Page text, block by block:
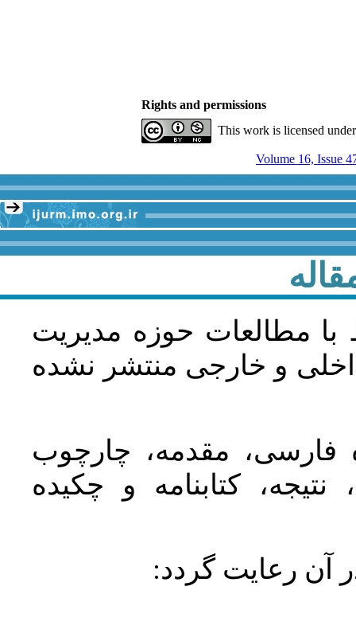
Rights and permissions
This work is licensed
Volume 16, Issue
با مطالعات حوزه مديريت
و خارجی منتشر نشده
فارسی، مقدمه، چارچوب
کتابنامه و چکیده
آن رعايت گردد: